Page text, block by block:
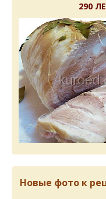
290
Новые фото к